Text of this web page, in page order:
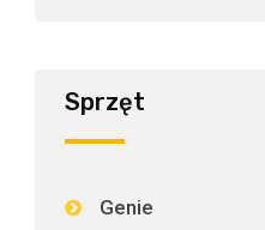
Sprzęt
Genie